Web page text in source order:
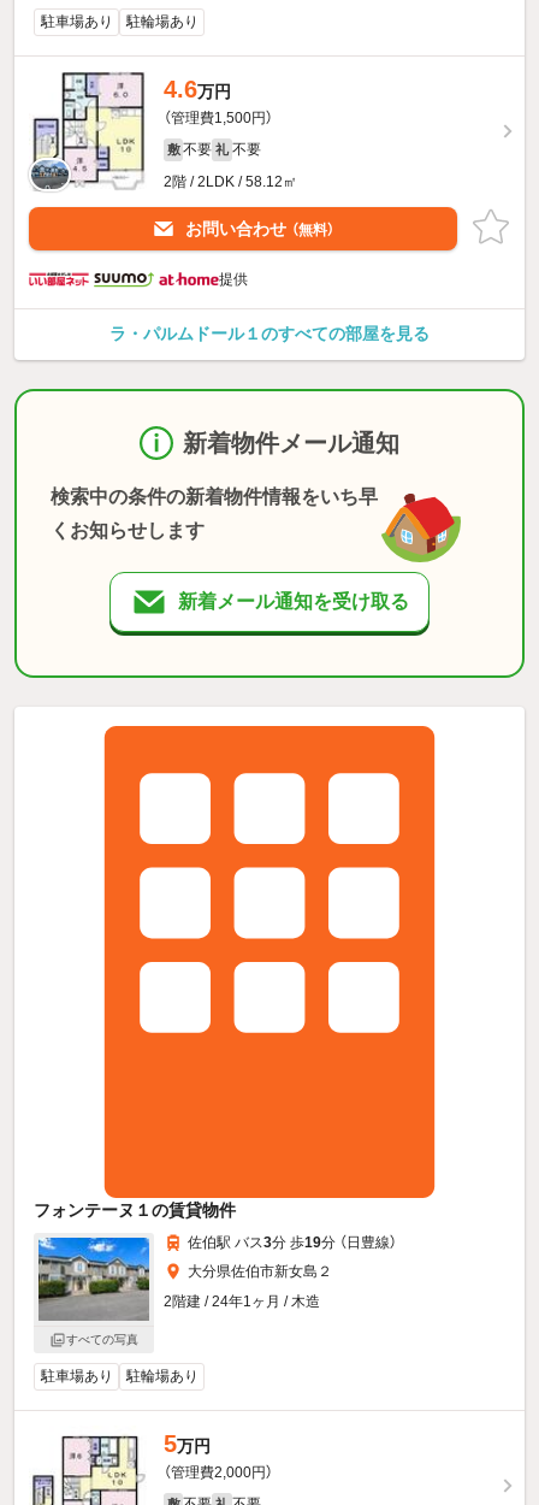
駐車場あり 駐輪場あり
4.6万円
（管理費1,500円）
敷 不要 礼 不要
2階 / 2LDK / 58.12㎡
お問い合わせ （無料）
提供
ラ・パルムドール１のすべての部屋を見る
新着物件メール通知
検索中の条件の新着物件情報をいち早
くお知らせします
新着メール通知を受け取る
フォンテーヌ１の賃貸物件
すべての写真
佐伯駅 バス3分 歩19分 （日豊線）
大分県佐伯市新女島２
2階建 / 24年1ヶ月 / 木造
駐車場あり 駐輪場あり
5万円
（管理費2,000円）